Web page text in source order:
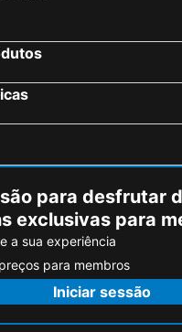
- Krupówki
Stadion
Dinopark
Stadion Miejski
Dom pod Krzyżem Muzeum
Krzyki
Maryi Panny
Stary Rynek
para desfrutar
exclusivas para
a sua experiência
para membros
Iniciar sessão